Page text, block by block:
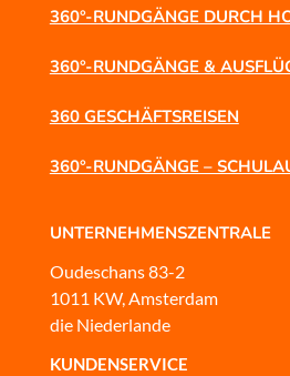
360°-RUNDGÄNGE DURCH
360°-RUNDGÄNGE &
360 GESCHÄFTSREISEN
360°-RUNDGÄNGE –
UNTERNEHMENSZENTRALE
Oudeschans 83-2
1011 KW, Amsterdam
die Niederlande
KUNDENSERVICE